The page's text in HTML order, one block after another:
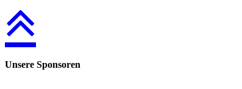
Unsere Sponsoren